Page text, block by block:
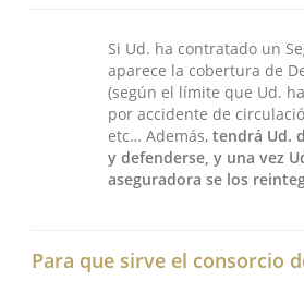
Si Ud. ha contratado un
aparece la cobertura de
(según el límite que Ud.
por accidente de
etc… Además, tendrá Ud.
y defenderse, y una vez
aseguradora se los
Para que sirve el consorcio